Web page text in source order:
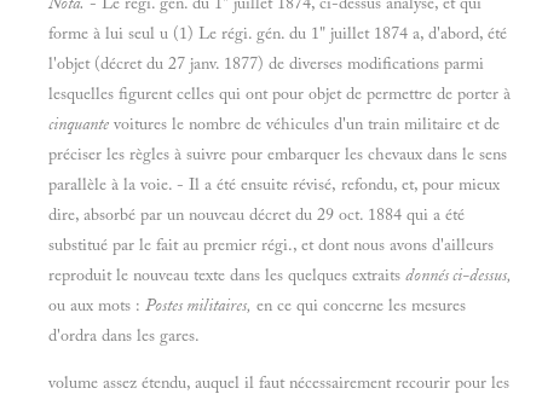
forme à lui seul u (1) Le régi. gén. du 1" juillet 1874 a, d'abord, été
l'objet (décret du 27 janv. 1877) de diverses modifications parmi
lesquelles figurent celles qui ont pour objet de permettre de porter à
cinquante voitures le nombre de véhicules d'un train militaire et de
préciser les règles à suivre pour embarquer les chevaux dans le sens
parallèle à la voie. - Il a été ensuite révisé, refondu, et, pour mieux
dire, absorbé par un nouveau décret du 29 oct. 1884 qui a été
substitué par le fait au premier régi., et dont nous avons d'ailleurs
reproduit le nouveau texte dans les quelques extraits donnés ci-dessus,
ou aux mots : Postes militaires, en ce qui concerne les mesures
d'ordra dans les gares.
volume assez étendu, auquel il faut nécessairement recourir pour les